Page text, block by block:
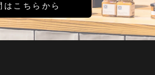
はこちらから